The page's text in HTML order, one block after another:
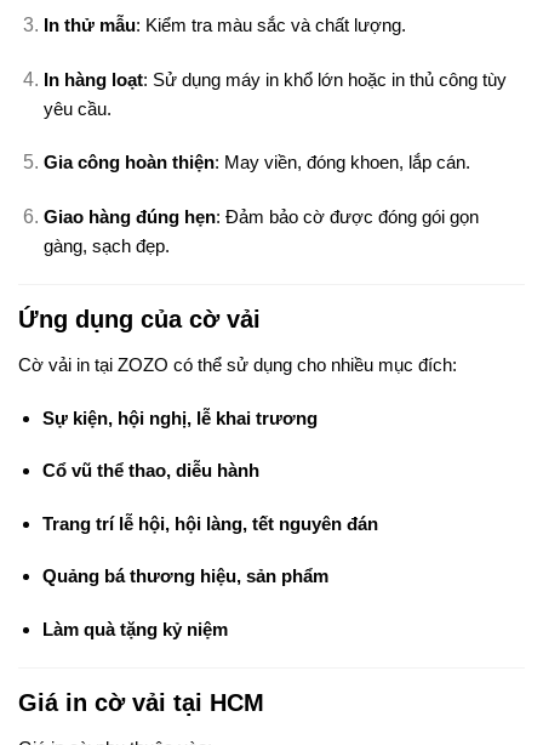
In thử mẫu: Kiểm tra màu sắc và chất lượng.
In hàng loạt: Sử dụng máy in khổ lớn hoặc in thủ công tùy
yêu cầu.
Gia công hoàn thiện: May viền, đóng khoen, lắp cán.
Giao hàng đúng hẹn: Đảm bảo cờ được đóng gói gọn
gàng, sạch đẹp.
Ứng dụng của cờ vải
Cờ vải in tại ZOZO có thể sử dụng cho nhiều mục đích:
Sự kiện, hội nghị, lễ khai trương
Cổ vũ thể thao, diễu hành
Trang trí lễ hội, hội làng, tết nguyên đán
Quảng bá thương hiệu, sản phẩm
Làm quà tặng kỷ niệm
Giá in cờ vải tại HCM